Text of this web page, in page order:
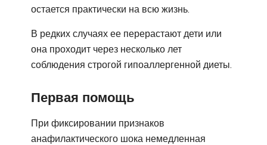
остается практически на всю жизнь.
В редких случаях ее перерастают дети или
она проходит через несколько лет
соблюдения строгой гипоаллергенной диеты.
Первая помощь
При фиксировании признаков
анафилактического шока немедленная